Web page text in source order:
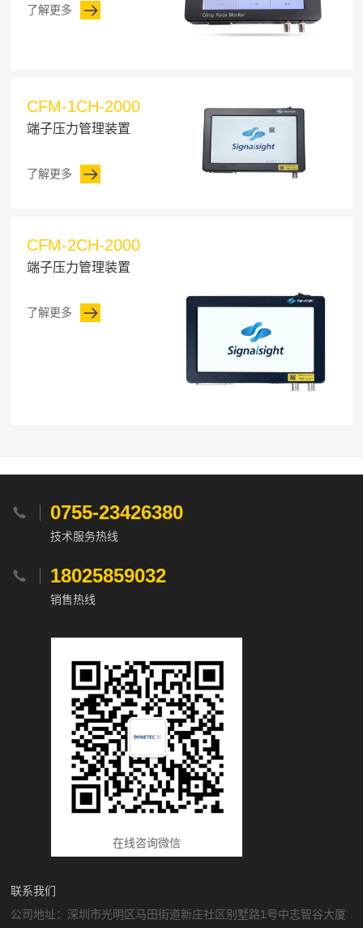
了解更多
CFM-1CH-2000
端子压力管理装置
了解更多
CFM-2CH-2000
端子压力管理装置
了解更多
 0755-23426380
技术服务热线
 18025859032
销售热线
在线咨询微信
联系我们
公司地址：深圳市光明区马田街道新庄社区别墅路1号中志智谷大厦